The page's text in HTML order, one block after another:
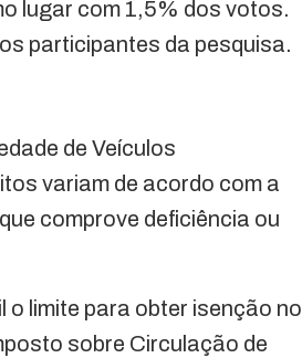
lugar com 1,5% dos votos.
participantes da pesquisa.
de Veículos
variam de acordo com a
comprove deficiência ou
o limite para obter isenção no
sobre Circulação de